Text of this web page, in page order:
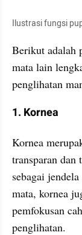
Ilustrasi fungsi
Berikut adalah
mata lain
penglihatan
1. Kornea
Kornea
transparan
sebagai
mata, kornea
pemfokusan
penglihatan.